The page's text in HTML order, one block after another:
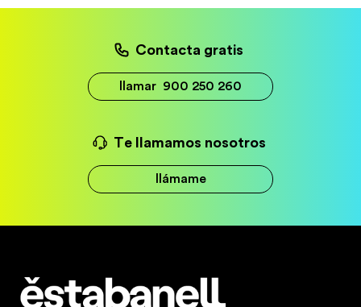
Contacta gratis
llamar 900 250 260
Te llamamos nosotros
llámame
Estabanell